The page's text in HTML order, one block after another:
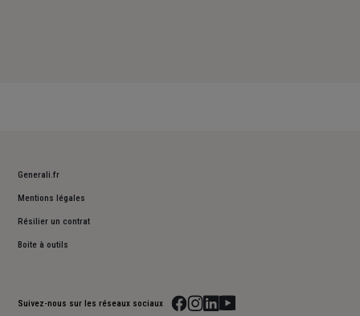
Generali.fr
Mentions légales
Résilier un contrat
Boite à outils
Suivez-nous sur les réseaux sociaux